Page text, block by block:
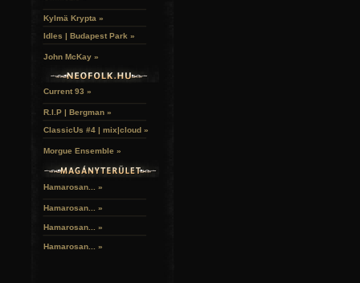
Kylmä Krypta »
Idles | Budapest Park »
John McKay »
Current 93 »
R.I.P | Bergman »
ClassicUs #4 | mix|cloud »
Morgue Ensemble »
Hamarosan... »
Hamarosan... »
Hamarosan... »
Hamarosan... »